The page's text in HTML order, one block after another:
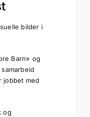
bilder i
Barn» og
jobbet med
og